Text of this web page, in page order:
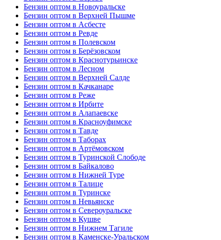
Бензин оптом в Новоуральске
Бензин оптом в Верхней Пышме
Бензин оптом в Асбесте
Бензин оптом в Ревде
Бензин оптом в Полевском
Бензин оптом в Берёзовском
Бензин оптом в Краснотурьинске
Бензин оптом в Лесном
Бензин оптом в Верхней Салде
Бензин оптом в Качканаре
Бензин оптом в Реже
Бензин оптом в Ирбите
Бензин оптом в Алапаевске
Бензин оптом в Красноуфимске
Бензин оптом в Тавде
Бензин оптом в Таборах
Бензин оптом в Артёмовском
Бензин оптом в Туринской Слободе
Бензин оптом в Байкалово
Бензин оптом в Нижней Туре
Бензин оптом в Талице
Бензин оптом в Туринске
Бензин оптом в Невьянске
Бензин оптом в Североуральске
Бензин оптом в Кушве
Бензин оптом в Нижнем Тагиле
Бензин оптом в Каменске-Уральском